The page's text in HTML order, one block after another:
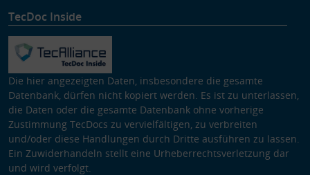
TecDoc Inside
Die hier angezeigten Daten, insbesondere die gesamte
Datenbank, dürfen nicht kopiert werden. Es ist zu unterlassen,
die Daten oder die gesamte Datenbank ohne vorherige
Zustimmung TecDocs zu vervielfältigen, zu verbreiten
und/oder diese Handlungen durch Dritte ausführen zu lassen.
Ein Zuwiderhandeln stellt eine Urheberrechtsverletzung dar
und wird verfolgt.